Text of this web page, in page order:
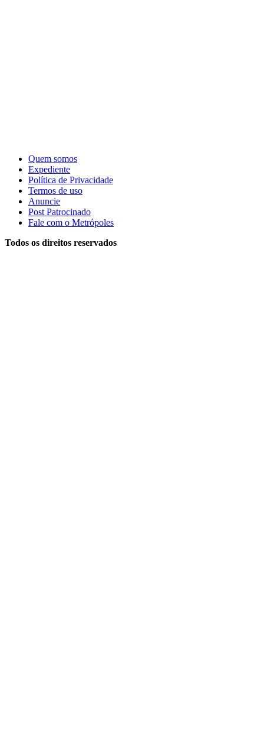
Quem somos
Expediente
Política de Privacidade
Termos de uso
Anuncie
Post Patrocinado
Fale com o Metrópoles
Todos os direitos reservados